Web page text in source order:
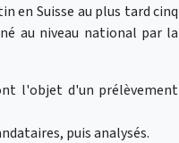
en Suisse au plus tard cinq
au niveau national par la
l'objet d'un prélèvement
puis analysés.